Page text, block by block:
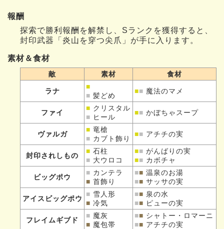
報酬
探索で勝利報酬を解禁し、Sランクを獲得すると、
封印武器「炎山を穿つ尖爪」が手に入ります。
素材＆食材
敵 素材 食材
ラナ
■
■ 髪どめ
■■ 魔法のマメ
ファイ
■ クリスタル
■ ヒール
■■ かぼちゃスープ
ヴァルガ
■ 竜槍
■ カブト飾り
■■ アチチの実
封印されしもの
■ 石柱
■ 大ウロコ
■■ がんばりの実
■■ カボチャ
ビッグポウ
■ カンテラ
■ 首飾り
■■ 温泉のお湯
■■ サッサの実
アイスビッグポウ
■ 雪人形
■ 冷気
■■ 泉の水
■■ ピューの実
フレイムギブド
■ 魔灰
■ 魔包帯
■■ シャトー・ロマーニ
■■ アチチの実